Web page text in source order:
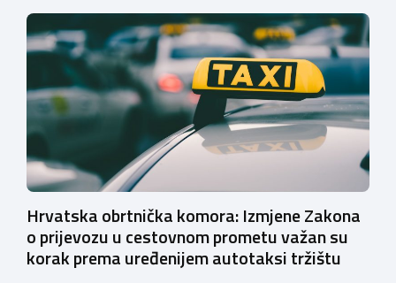
Hrvatska obrtnička komora: Izmjene Zakona
o prijevozu u cestovnom prometu važan su
korak prema uređenijem autotaksi tržištu